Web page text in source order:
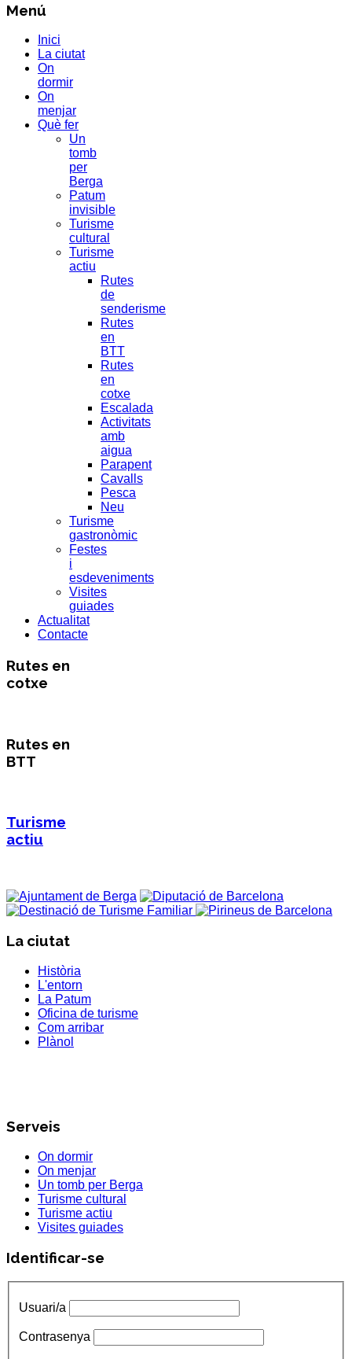
Menú
Inici
La ciutat
On
dormir
On
menjar
Què fer
Un
tomb
per
Berga
Patum
invisible
Turisme
cultural
Turisme
actiu
Rutes
de
senderisme
Rutes
en
BTT
Rutes
en
cotxe
Escalada
Activitats
amb
aigua
Parapent
Cavalls
Pesca
Neu
Turisme
gastronòmic
Festes
i
esdeveniments
Visites
guiades
Actualitat
Contacte
Rutes en
cotxe
Rutes en
BTT
Turisme
actiu
La ciutat
Història
L'entorn
La Patum
Oficina de turisme
Com arribar
Plànol
Serveis
On dormir
On menjar
Un tomb per Berga
Turisme cultural
Turisme actiu
Visites guiades
Identificar-se
Usuari/a
Contrasenya